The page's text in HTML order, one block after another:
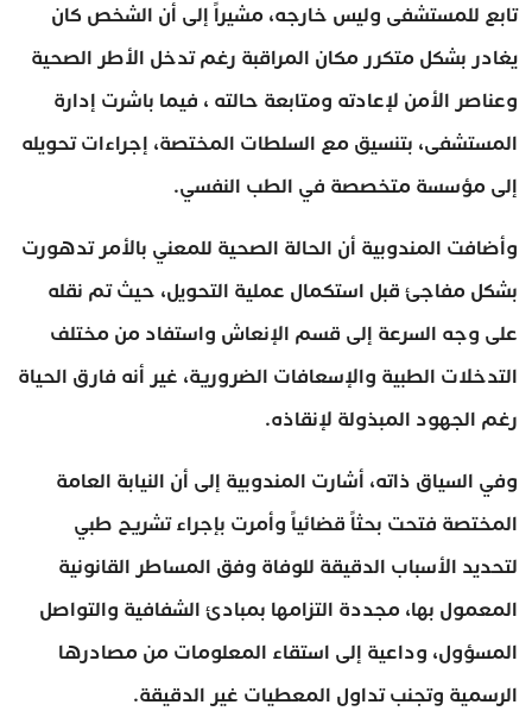
تابع للمستشفى وليس خارجه، مشيراً إلى أن الشخص كان
يغادر بشكل متكرر مكان المراقبة رغم تدخل الأطر الصحية
وعناصر الأمن لإعادته ومتابعة حالته ، فيما باشرت إدارة
المستشفى، بتنسيق مع السلطات المختصة، إجراءات تحويله
إلى مؤسسة متخصصة في الطب النفسي.
وأضافت المندوبية أن الحالة الصحية للمعني بالأمر تدهورت
بشكل مفاجئ قبل استكمال عملية التحويل، حيث تم نقله
على وجه السرعة إلى قسم الإنعاش واستفاد من مختلف
التدخلات الطبية والإسعافات الضرورية، غير أنه فارق الحياة
رغم الجهود المبذولة لإنقاذه.
وفي السياق ذاته، أشارت المندوبية إلى أن النيابة العامة
المختصة فتحت بحثاً قضائياً وأمرت بإجراء تشريح طبي
لتحديد الأسباب الدقيقة للوفاة وفق المساطر القانونية
المعمول بها، مجددة التزامها بمبادئ الشفافية والتواصل
المسؤول، وداعية إلى استقاء المعلومات من مصادرها
الرسمية وتجنب تداول المعطيات غير الدقيقة.